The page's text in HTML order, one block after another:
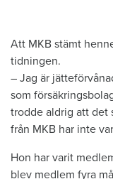
Att MKB stämt
tidningen.
– Jag är
som
trodde aldrig att det
från MKB har inte
Hon har varit
blev medlem fyra